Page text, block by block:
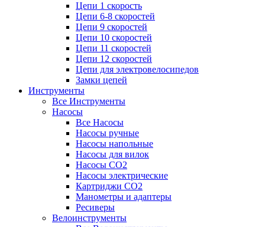
Цепи 1 скорость
Цепи 6-8 скоростей
Цепи 9 скоростей
Цепи 10 скоростей
Цепи 11 скоростей
Цепи 12 скоростей
Цепи для электровелосипедов
Замки цепей
Инструменты
Все Инструменты
Насосы
Все Насосы
Насосы ручные
Насосы напольные
Насосы для вилок
Насосы CO2
Насосы электрические
Картриджи CO2
Манометры и адаптеры
Ресиверы
Велоинструменты